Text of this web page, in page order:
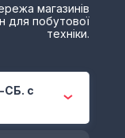
магазинів
для побутової
техніки.
СБ. с